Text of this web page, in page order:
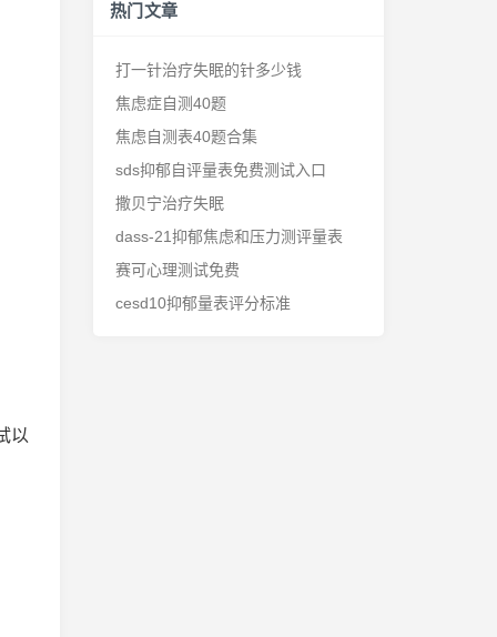
以
热门文章
打一针治疗失眠的针多少钱
焦虑症自测40题
焦虑自测表40题合集
sds抑郁自评量表免费测试入口
撒贝宁治疗失眠
dass-21抑郁焦虑和压力测评量表
赛可心理测试免费
cesd10抑郁量表评分标准